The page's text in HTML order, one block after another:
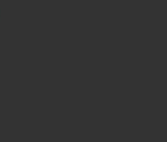
natürliche Person,
verarbeitet
ist jeder mit oder